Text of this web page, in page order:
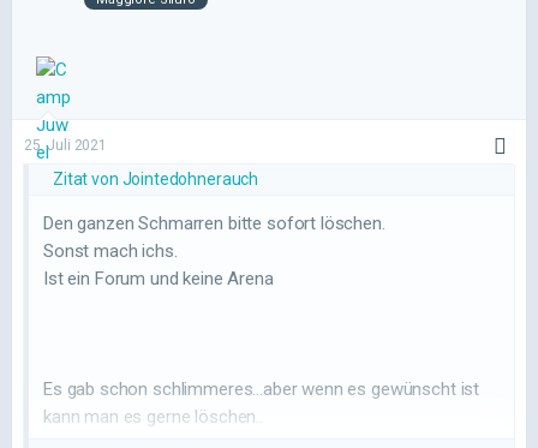
25. Juli 2021
Zitat von Jointedohnerauch
Den ganzen Schmarren bitte sofort löschen.
Sonst mach ichs.
Ist ein Forum und keine Arena
Es gab schon schlimmeres...aber wenn es gewünscht ist
kann man es gerne löschen..